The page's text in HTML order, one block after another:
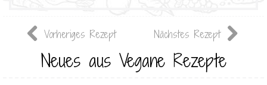
Vorheriges Rezept Nächstes Rezept
Neues aus Vegane Rezepte